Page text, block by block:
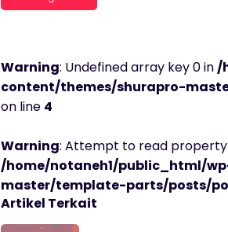
Warning: Undefined array key 0 in/
content/themes/shurapro-
on line 4
Warning: Attempt to read property
/home/notaneh1/public_html/
master/template-parts/posts/
Artikel Terkait